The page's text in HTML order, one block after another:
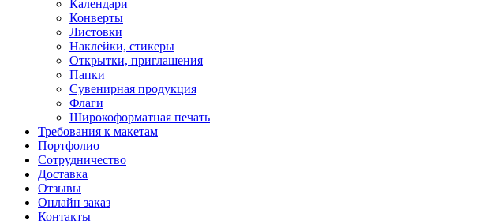
Календари
Конверты
Листовки
Наклейки, стикеры
Открытки, приглашения
Папки
Сувенирная продукция
Флаги
Широкоформатная печать
Требования к макетам
Портфолио
Сотрудничество
Доставка
Отзывы
Онлайн заказ
Контакты